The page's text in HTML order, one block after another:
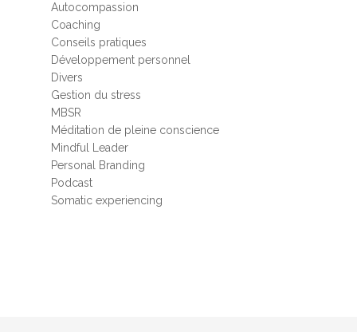
Autocompassion
Coaching
Conseils pratiques
Développement personnel
Divers
Gestion du stress
MBSR
Méditation de pleine conscience
Mindful Leader
Personal Branding
Podcast
Somatic experiencing